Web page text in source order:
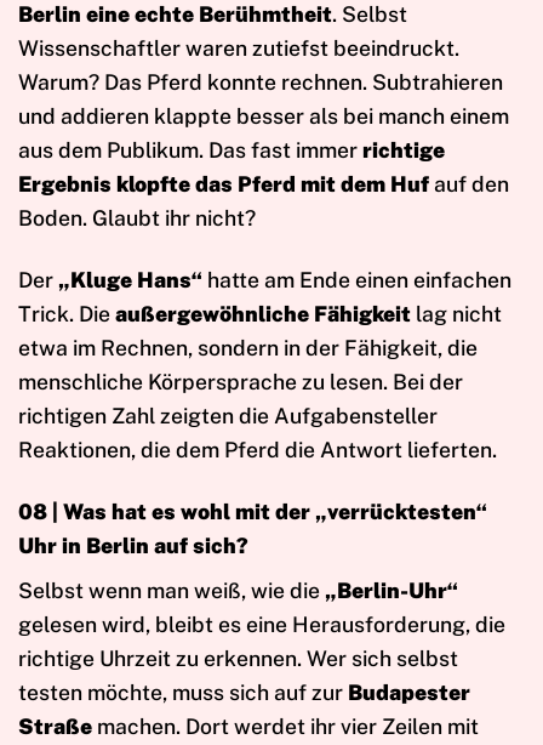
Berlin eine echte Berühmtheit. Selbst
Wissenschaftler waren zutiefst beeindruckt.
Warum? Das Pferd konnte rechnen. Subtrahieren
und addieren klappte besser als bei manch einem
aus dem Publikum. Das fast immerrichtige
Ergebnis klopfte das Pferd mit dem Hufauf den
Boden. Glaubt ihr nicht?
Der „Kluge Hans“ hatte am Ende einen einfachen
Trick. Dieaußergewöhnliche Fähigkeit lag nicht
etwa im Rechnen, sondern in der Fähigkeit, die
menschliche Körpersprache zu lesen. Bei der
richtigen Zahl zeigten die Aufgabensteller
Reaktionen, die dem Pferd die Antwort lieferten.
08 | Was hat es wohl mit der „verrücktesten“
Uhr in Berlin auf sich?
Selbst wenn man weiß, wie die „Berlin-Uhr“
gelesen wird, bleibt es eine Herausforderung, die
richtige Uhrzeit zu erkennen. Wer sich selbst
testen möchte, muss sich auf zur Budapester
Straße machen. Dort werdet ihr vier Zeilen mit